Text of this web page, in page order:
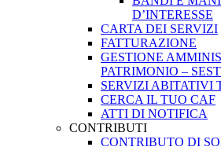
D’INTERESSE
CARTA DEI SERVIZI
FATTURAZIONE
GESTIONE
PATRIMONIO –
SERVIZI ABITATIVI
CERCA IL TUO CAF
ATTI DI NOTIFICA
CONTRIBUTI
CONTRIBUTO DI